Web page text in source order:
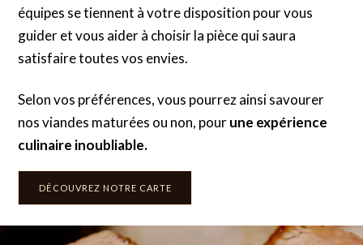
équipes se tiennent à votre disposition pour vous
guider et vous aider à choisir la pièce qui saura
satisfaire toutes vos envies.
Selon vos préférences, vous pourrez ainsi savourer
nos viandes maturées ou non, pourune expérience
culinaire inoubliable.
DÉCOUVREZ NOTRE CARTE